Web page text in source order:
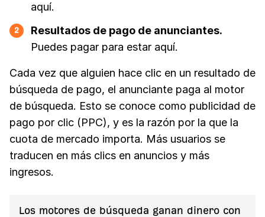
aquí.
2
Resultados de pago de anunciantes.
Puedes pagar para estar aquí.
Cada vez que alguien hace clic en un resultado de
búsqueda de pago, el anunciante paga al motor
de búsqueda. Esto se conoce como publicidad de
pago por clic (PPC), y es la razón por la que la
cuota de mercado importa. Más usuarios se
traducen en más clics en anuncios y más
ingresos.
Los motores de búsqueda ganan dinero con